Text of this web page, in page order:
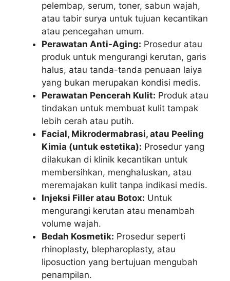
pelembap, serum, toner, sabun wajah,
atau tabir surya untuk tujuan kecantikan
atau pencegahan umum.
Perawatan Anti-Aging: Prosedur atau
produk untuk mengurangi kerutan, garis
halus, atau tanda-tanda penuaan laiya
yang bukan merupakan kondisi medis.
Perawatan Pencerah Kulit: Produk atau
tindakan untuk membuat kulit tampak
lebih cerah atau putih.
Facial, Mikrodermabrasi, atau Peeling
Kimia (untuk estetika): Prosedur yang
dilakukan di klinik kecantikan untuk
membersihkan, menghaluskan, atau
meremajakan kulit tanpa indikasi medis.
Injeksi Filler atau Botox: Untuk
mengurangi kerutan atau menambah
volume wajah.
Bedah Kosmetik: Prosedur seperti
rhinoplasty, blepharoplasty, atau
liposuction yang bertujuan mengubah
penampilan.